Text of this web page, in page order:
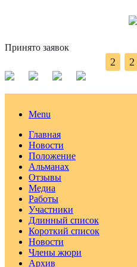
Принято заявок
2 2
Menu
Главная
Новости
Положение
Альманах
Отзывы
Медиа
Работы
Участники
Длинный список
Короткий список
Новости
Члены жюри
Архив